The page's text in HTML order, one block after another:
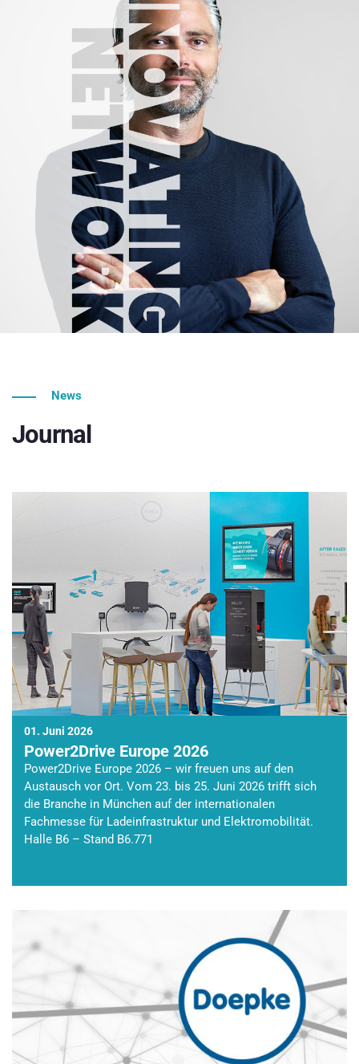
News
Journal
01. Juni 2026
Power2Drive Europe 2026
Power2Drive Europe 2026 – wir freuen uns auf den
Austausch vor Ort. Vom 23. bis 25. Juni 2026 trifft sich
die Branche in München auf der internationalen
Fachmesse für Ladeinfrastruktur und Elektromobilität.
Halle B6 – Stand B6.771